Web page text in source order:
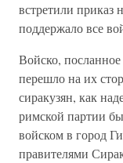
встретили приказ
поддержало все
Войско,
перешло на их
сиракузян, как
римской партии
войском в город
правителями